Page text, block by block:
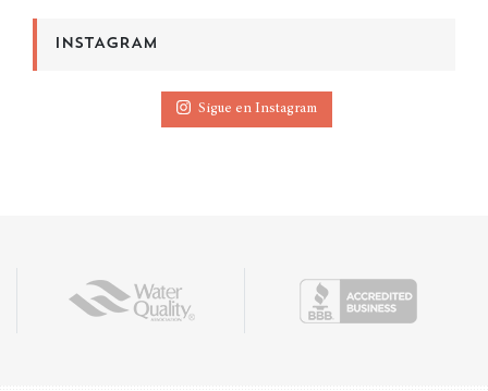
INSTAGRAM
Sigue en Instagram